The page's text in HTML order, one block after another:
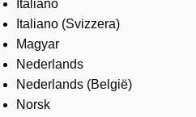
Italiano
Italiano (Svizzera)
Magyar
Nederlands
Nederlands (België)
Norsk